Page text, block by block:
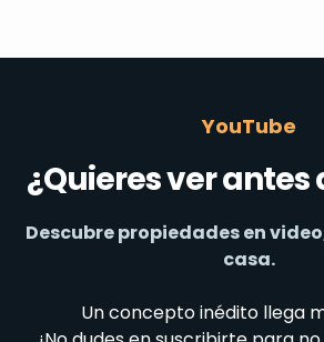
YouTube
¿Quieres ver antes
Descubre propiedades en
casa.
Un concepto inédito llega